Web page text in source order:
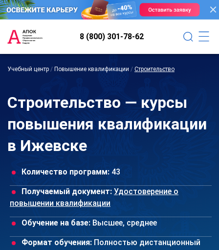
8 (800) 301-78-62
Учебный центр / Повышение квалификации / Строительство
Строительство — курсы
повышения квалификации
в Ижевске
Количество программ: 43
Получаемый документ: Удостоверение о
повышении квалификации
Обучение на базе: Высшее, среднее
Формат обучения: Полностью дистанционный